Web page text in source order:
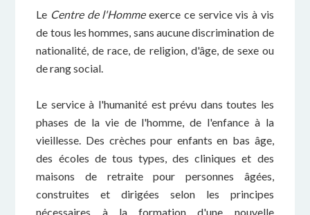
Le Centre de l'Hommeexerce ce service vis à vis
de tous les hommes, sans aucune discrimination de
nationalité, de race, de religion, d'âge, de sexe ou
de rang social.
Le service à l'humanité est prévu dans toutes les
phases de la vie de l'homme, de l'enfance à la
vieillesse. Des crèches pour enfants en bas âge,
des écoles de tous types, des cliniques et des
maisons de retraite pour personnes âgées,
construites et dirigées selon les principes
nécessaires à la formation d'une nouvelle